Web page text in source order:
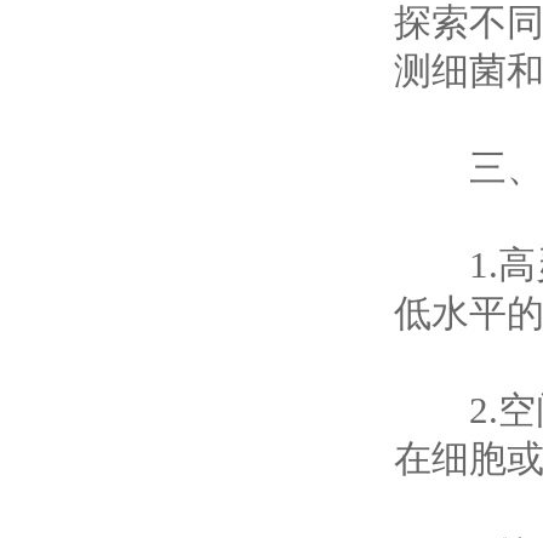
探索不
测细菌
三、
1.高灵
低水平
2.空间
在细胞